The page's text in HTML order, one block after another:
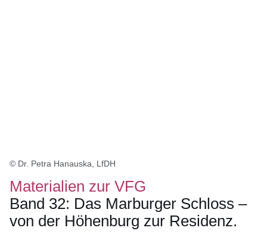
© Dr. Petra Hanauska, LfDH
Materialien zur VFG
Band 32: Das Marburger Schloss –
von der Höhenburg zur Residenz.